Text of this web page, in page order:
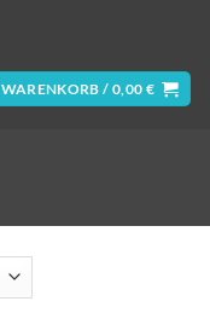
WARENKORB / 0,00 €